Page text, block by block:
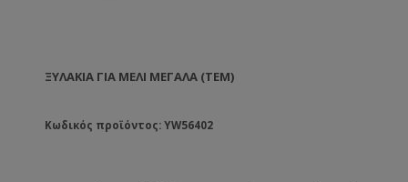
ΞΥΛΆΚΙΑ ΓΙΑ ΜΈΛΙ ΜΕΓΆΛΑ (ΤΕΜ)
Κωδικός προϊόντος: YW56402